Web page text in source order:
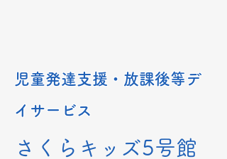
児童発達支援・放課後等デ
イサービス
さくらキッズ5号館